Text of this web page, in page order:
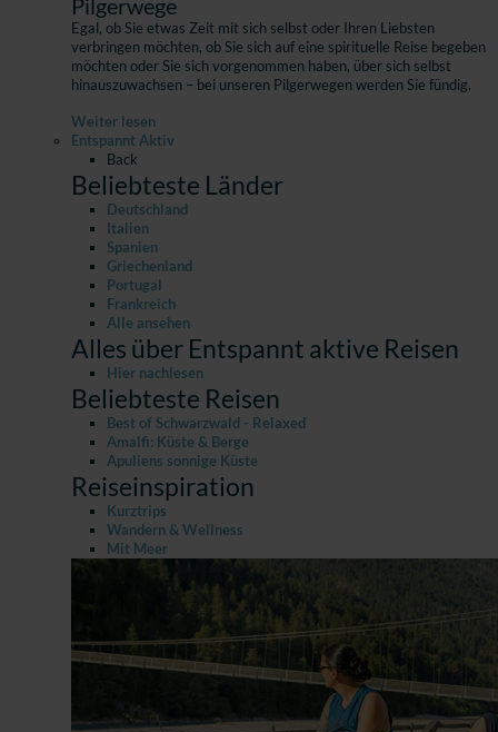
Pilgerwege
Egal, ob Sie etwas Zeit mit sich selbst oder Ihren Liebsten
verbringen möchten, ob Sie sich auf eine spirituelle Reise begeben
möchten oder Sie sich vorgenommen haben, über sich selbst
hinauszuwachsen – bei unseren Pilgerwegen werden Sie fündig.
Weiter lesen
Entspannt Aktiv
Back
Beliebteste Länder
Deutschland
Italien
Spanien
Griechenland
Portugal
Frankreich
Alle ansehen
Alles über Entspannt aktive Reisen
Hier nachlesen
Beliebteste Reisen
Best of Schwarzwald - Relaxed
Amalfi: Küste & Berge
Apuliens sonnige Küste
Reiseinspiration
Kurztrips
Wandern & Wellness
Mit Meer